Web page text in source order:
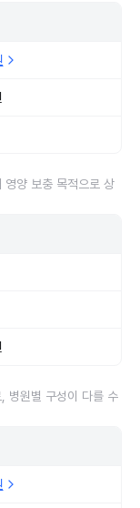
영양 보충 목적으로 상
병원별 구성이 다를 수